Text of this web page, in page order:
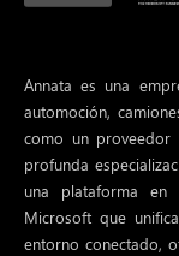
Annata es una
automoción,
como un proveedor
profunda
una plataforma en
Microsoft que
entorno conectado,